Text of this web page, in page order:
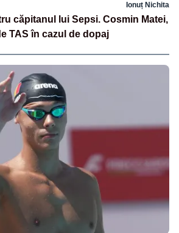
Ionuț Nichita
căpitanul lui Sepsi. Cosmin Matei,
TAS în cazul de dopaj